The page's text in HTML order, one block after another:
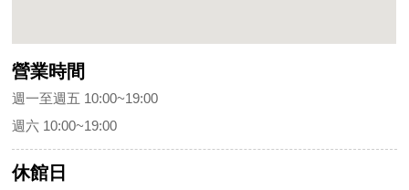
營業時間
週一至週五 10:00~19:00
週六 10:00~19:00
休館日